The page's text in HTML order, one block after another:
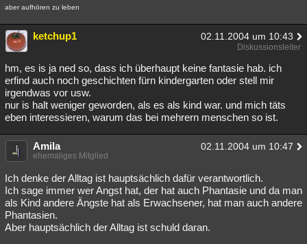
aber aufhören zu leben
ketchup1 02.11.2004 um 10:43
Diskussionsleiter
hm, es is ja ned so, dass ich überhaupt keine fantasie hab. ich
erfind auch noch geschichten fürn kindergarten oder stell mir
irgendwas vor usw.
nur is halt weniger geworden, als es als kind war. und mich täts
eben interessieren, warum das bei mehrern menschen so ist.
Amila 02.11.2004 um 10:47
ehemaliges Mitglied
Ich denke der Alltag ist hauptsächlich dafür verantwortlich.
Ich sage immer wer Angst hat, der hat auch Phantasie und da man
als Kind andere Ängste hat als Erwachsener, hat man auch andere
Phantasien.
Aber hauptsächlich der Alltag ist schuld daran.